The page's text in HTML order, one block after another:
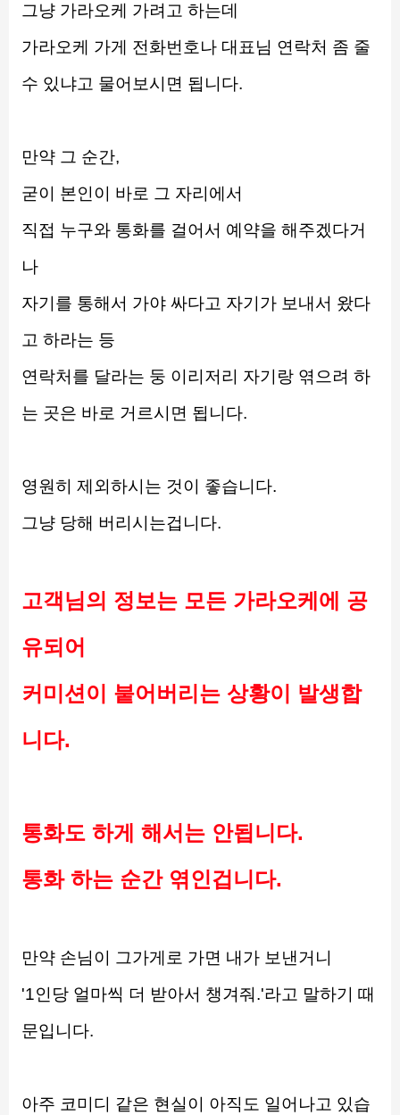
그냥 가라오케 가려고 하는데
가라오케 가게 전화번호나 대표님 연락처 좀 줄
수 있냐고 물어보시면 됩니다.
만약 그 순간,
굳이 본인이 바로 그 자리에서
직접 누구와 통화를 걸어서 예약을 해주겠다거
나
자기를 통해서 가야 싸다고 자기가 보내서 왔다
고 하라는 등
연락처를 달라는 둥 이리저리 자기랑 엮으려 하
는 곳은 바로 거르시면 됩니다.
영원히 제외하시는 것이 좋습니다.
그냥 당해 버리시는겁니다.
고객님의 정보는 모든 가라오케에 공
유되어
커미션이 붙어버리는 상황이 발생합
니다.
통화도 하게 해서는 안됩니다.
통화 하는 순간 엮인겁니다.
만약 손님이 그가게로 가면 내가 보낸거니
'1인당 얼마씩 더 받아서 챙겨줘.'라고 말하기 때
문입니다.
아주 코미디 같은 현실이 아직도 일어나고 있습